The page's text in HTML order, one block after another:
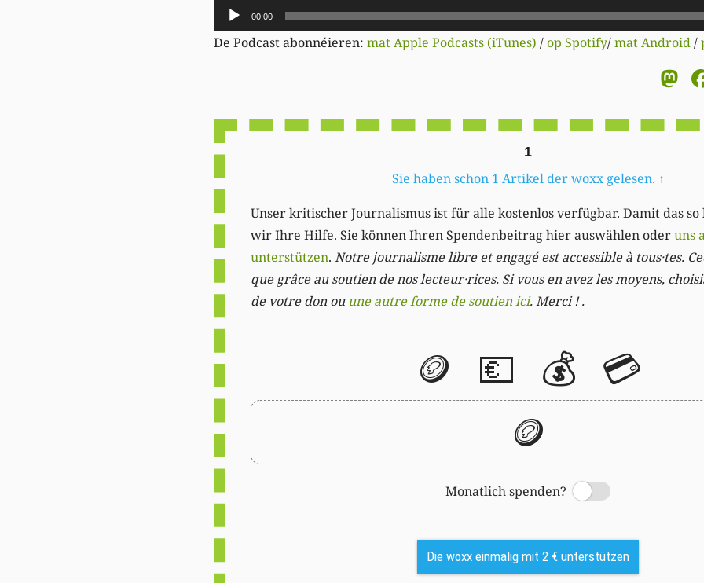
Audio-
Player
00:00
De Podcast abonnéieren: mat Apple Podcasts (iTunes) /op Spotify/mat Android/
1
Sie haben schon 1 Artikel der woxx gelesen. ↑
Unser kritischer Journalismus ist für alle kostenlos verfügbar. Damit das
wir Ihre Hilfe. Sie können Ihren Spendenbeitrag hier auswählen oderuns
unterstützen. Notre journalisme libre et engagé est accessible à tous·tes.
que grâce au soutien de nos lecteur·rices. Si vous en avez les moyens,
de votre don ou une autre forme de soutien ici. Merci ! .
🪙 💶 💰 💳
🪙
Monatlich spenden?
Switch
Die woxx einmalig mit 2 € unterstützen